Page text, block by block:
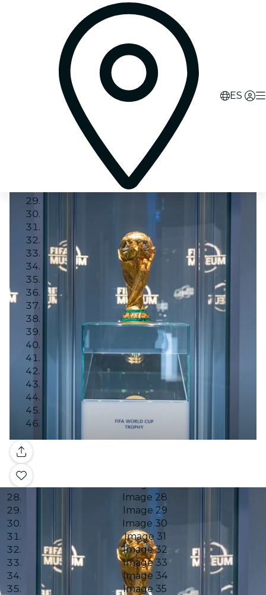
ES
Galería
Image 1
Image 2
Image 3
Image 4
Image 5
Image 6
Image 7
Image 8
Image 9
Image 10
Image 11
Image 12
Image 13
Image 14
Image 15
Image 16
Image 17
Image 18
Image 19
Image 20
Image 21
Image 22
Image 23
Image 28
Image 29
Image 30
Image 31
Image 32
Image 33
Image 34
Image 35